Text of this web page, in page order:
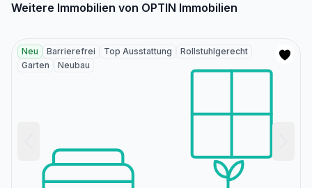
Weitere Immobilien von OPTIN Immobilien
Neu Barrierefrei Top Ausstattung
Rollstuhlgerecht
Garten
Neubau